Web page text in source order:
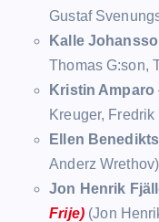
Gustaf
Kalle
Thomas G:son,
Kristin Amparo
Kreuger, Fredrik
Ellen
Anderz Wrethov)
Jon Henrik
Frije)(Jon